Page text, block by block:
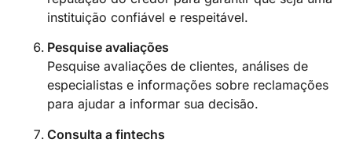
instituição confiável e respeitável.
Pesquise avaliações
Pesquise avaliações de clientes, análises de
especialistas e informações sobre reclamações
para ajudar a informar sua decisão.
Consulta a fintechs